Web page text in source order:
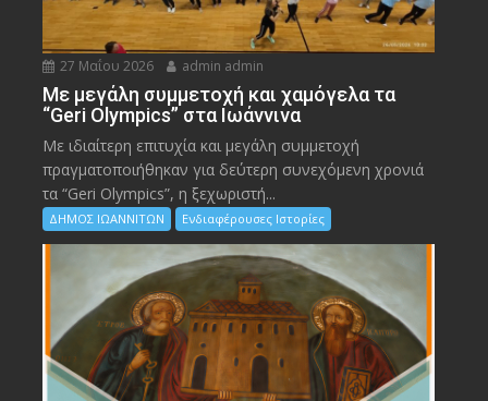
27 Μαΐου 2026 admin admin
Με μεγάλη συμμετοχή και χαμόγελα τα
“Geri Olympics” στα Ιωάννινα
Με ιδιαίτερη επιτυχία και μεγάλη συμμετοχή
πραγματοποιήθηκαν για δεύτερη συνεχόμενη χρονιά
τα “Geri Olympics”, η ξεχωριστή...
ΔΗΜΟΣ ΙΩΑΝΝΙΤΩΝ Ενδιαφέρουσες Ιστορίες